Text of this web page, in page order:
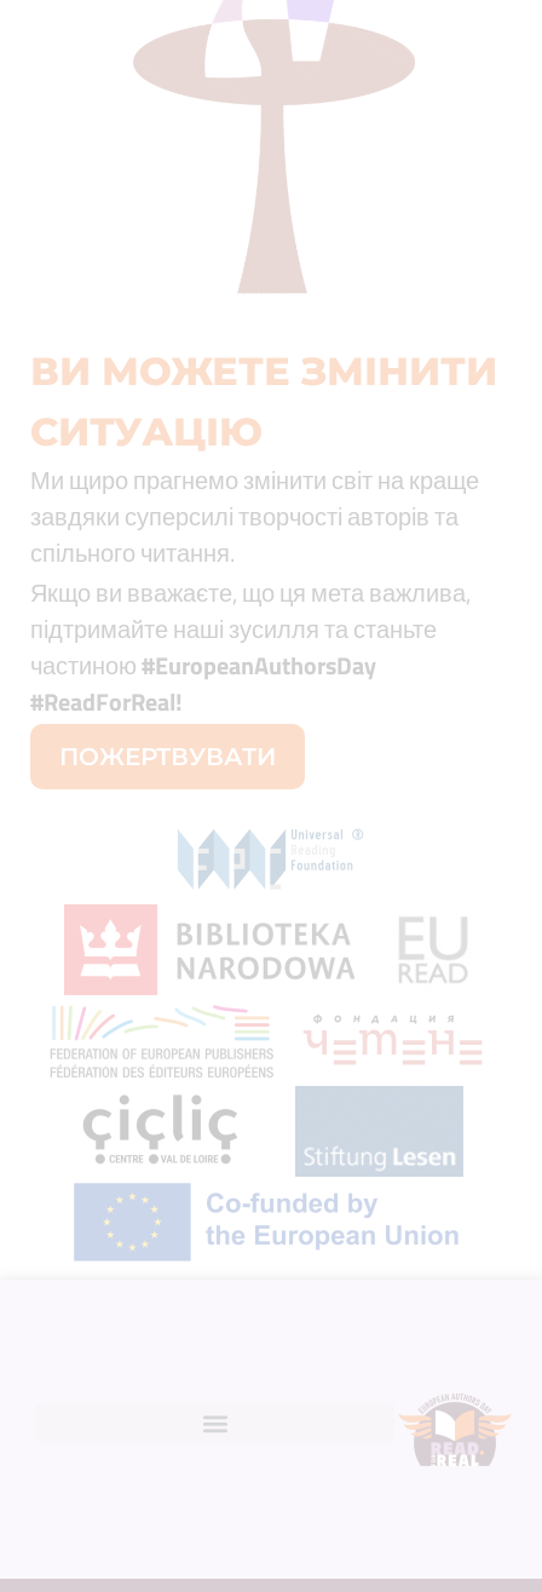
ВИ МОЖЕТЕ ЗМІНИТИ
СИТУАЦІЮ
Ми щиро прагнемо змінити світ на краще
завдяки суперсилі творчості авторів та
спільного читання.
Якщо ви вважаєте, що ця мета важлива,
підтримайте наші зусилля та станьте
частиною#EuropeanAuthorsDay
#ReadForReal!
ПОЖЕРТВУВАТИ